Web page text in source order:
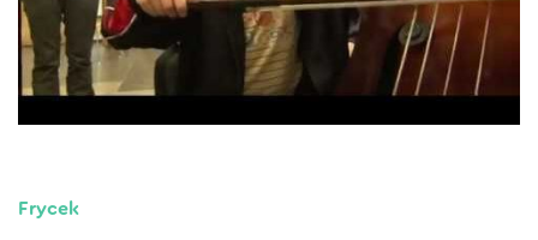
Frycek